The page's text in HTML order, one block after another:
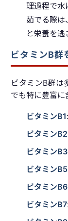
理過程で水
茹でる際は
と栄養を逃
ビタミンB群
ビタミンB群は
でも特に豊富に
ビタミンB1
ビタミンB2
ビタミンB3
ビタミンB5
ビタミンB6
ビタミンB7